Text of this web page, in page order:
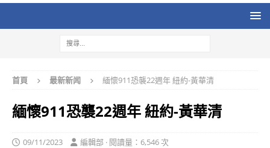
首頁 最新新闻 緬懷911恐襲22週年 紐約-黃華清
緬懷911恐襲22週年 紐約-黃華清
09/11/2023 編輯部 · 閱讀量：6,546 次